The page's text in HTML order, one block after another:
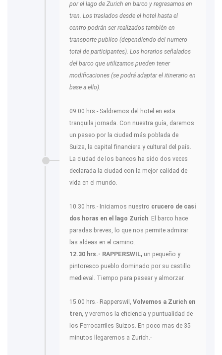
por el lago de Zurich en barco y regresamos en
tren. Los traslados desde el hotel hasta el
centro podrán ser realizados también en
transporte publico (dependiendo del numero
total de participantes). Los horarios señalados
del barco que utilizamos pueden tener
modificaciones (se podrá adaptar el itinerario en
base a ello).
09.00 hrs.- Saldremos del hotel en esta
tranquila jornada. Con nuestra guía, daremos
un paseo por la ciudad más poblada de
Suiza, la capital financiera y cultural del país.
La ciudad de los bancos ha sido dos veces
declarada la ciudad con la mejor calidad de
vida en el mundo.
10.30 hrs.- Iniciamos nuestro crucero de casi
dos horas en el lago Zurich. El barco hace
paradas breves, lo que nos permite admirar
las aldeas en el camino.
12.30 hrs.- RAPPERSWIL, un pequeño y
pintoresco pueblo dominado por su castillo
medieval. Tiempo para pasear y almorzar.
15.00 hrs.- Rapperswil, Volvemos a Zurich en
tren, y veremos la eficiencia y puntualidad de
los Ferrocarriles Suizos. En poco mas de 35
minutos llegaremos a Zurich.-